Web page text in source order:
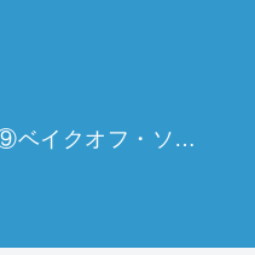
⑨ベイクオフ・ソーイングビー